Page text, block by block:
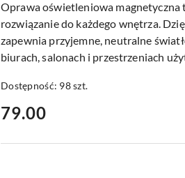
Oprawa oświetleniowa magnetyczna
rozwiązanie do każdego wnętrza.
zapewnia przyjemne, neutralne
biurach, salonach i przestrzeniach
Dostępność: 98szt.
cena:
79.00